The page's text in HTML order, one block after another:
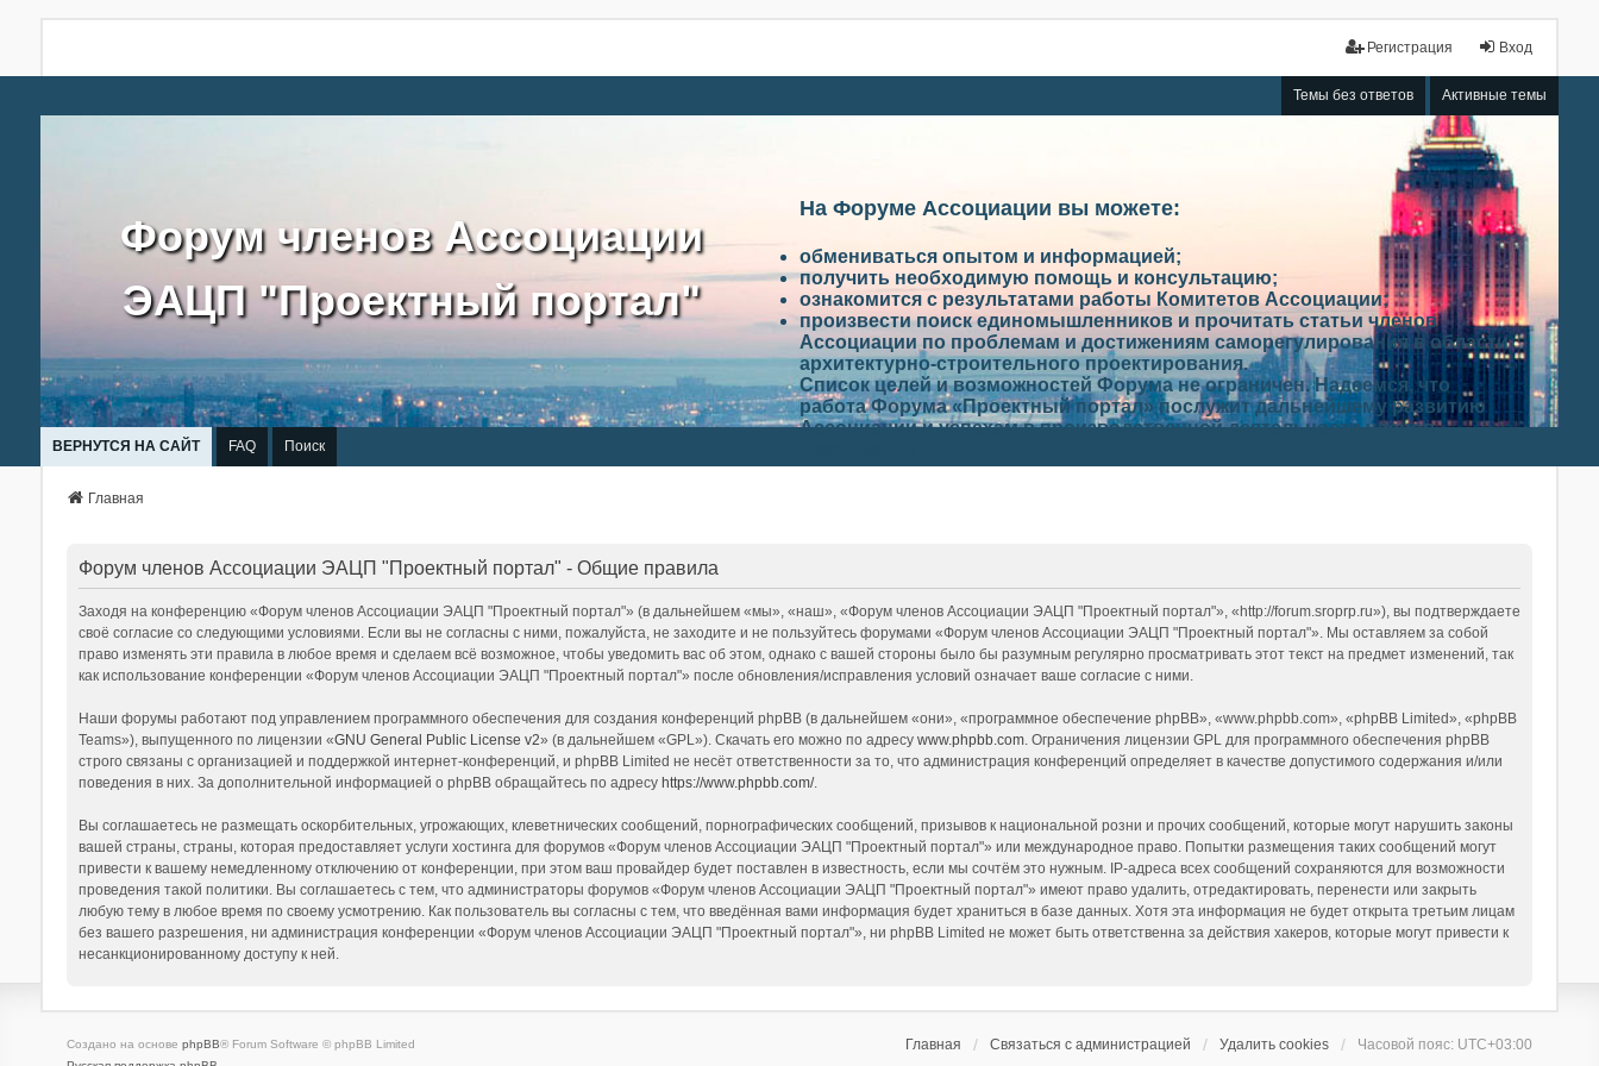
Вход
Регистрация
Темы без ответов Активные темы
Форум членов Ассоциации
ЭАЦП "Проектный портал"
На Форуме Ассоциации вы можете:
обмениваться опытом и информацией;
получить необходимую помощь и консультацию;
ознакомится с результатами работы Комитетов Ассоциации;
произвести поиск единомышленников и прочитать статьи членов
Ассоциации по проблемам и достижениям саморегулирования в области
архитектурно-строительного проектирования.
Список целей и возможностей Форума не ограничен. Надеемся, что
работа Форума «Проектный портал» послужит дальнейшему развитию
Ассоциации и успехам в производственной деятельности членов
ВЕРНУТСЯ НА САЙТ FAQ Поиск
Главная
Форум членов Ассоциации ЭАЦП "Проектный портал" - Общие правила
Заходя на конференцию «Форум членов Ассоциации ЭАЦП "Проектный портал"» (в дальнейшем «мы», «наш», «Форум членов Ассоциации ЭАЦП "Проектный портал"», «http://forum.sroprp.ru»), вы подтверждаете
своё согласие со следующими условиями. Если вы не согласны с ними, пожалуйста, не заходите и не пользуйтесь форумами «Форум членов Ассоциации ЭАЦП "Проектный портал"». Мы оставляем за собой
право изменять эти правила в любое время и сделаем всё возможное, чтобы уведомить вас об этом, однако с вашей стороны было бы разумным регулярно просматривать этот текст на предмет изменений, так
как использование конференции «Форум членов Ассоциации ЭАЦП "Проектный портал"» после обновления/исправления условий означает ваше согласие с ними.
Наши форумы работают под управлением программного обеспечения для создания конференций phpBB (в дальнейшем «они», «программное обеспечение phpBB», «www.phpbb.com», «phpBB Limited», «phpBB
Teams»), выпущенного по лицензии «GNU General Public License v2» (в дальнейшем «GPL»). Скачать его можно по адресу www.phpbb.com. Ограничения лицензии GPL для программного обеспечения phpBB
строго связаны с организацией и поддержкой интернет-конференций, и phpBB Limited не несёт ответственности за то, что администрация конференций определяет в качестве допустимого содержания и/или
поведения в них. За дополнительной информацией о phpBB обращайтесь по адресу https://www.phpbb.com/.
Вы соглашаетесь не размещать оскорбительных, угрожающих, клеветнических сообщений, порнографических сообщений, призывов к национальной розни и прочих сообщений, которые могут нарушить законы
вашей страны, страны, которая предоставляет услуги хостинга для форумов «Форум членов Ассоциации ЭАЦП "Проектный портал"» или международное право. Попытки размещения таких сообщений могут
привести к вашему немедленному отключению от конференции, при этом ваш провайдер будет поставлен в известность, если мы сочтём это нужным. IP-адреса всех сообщений сохраняются для возможности
проведения такой политики. Вы соглашаетесь с тем, что администраторы форумов «Форум членов Ассоциации ЭАЦП "Проектный портал"» имеют право удалить, отредактировать, перенести или закрыть
любую тему в любое время по своему усмотрению. Как пользователь вы согласны с тем, что введённая вами информация будет храниться в базе данных. Хотя эта информация не будет открыта третьим лицам
без вашего разрешения, ни администрация конференции «Форум членов Ассоциации ЭАЦП "Проектный портал"», ни phpBB Limited не может быть ответственна за действия хакеров, которые могут привести к
несанкционированному доступу к ней.
Главная Связаться с администрацией Удалить cookies Часовой пояс: UTC+03:00
Создано на основе phpBB® Forum Software © phpBB Limited